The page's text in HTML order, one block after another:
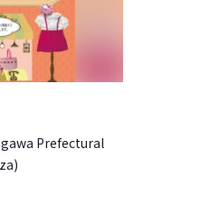
Prefectural